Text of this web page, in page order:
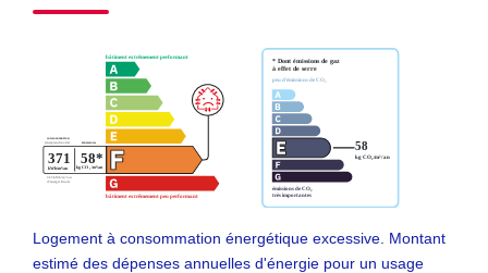
Logement à consommation énergétique excessive. Montant
estimé des dépenses annuelles d'énergie pour un usage